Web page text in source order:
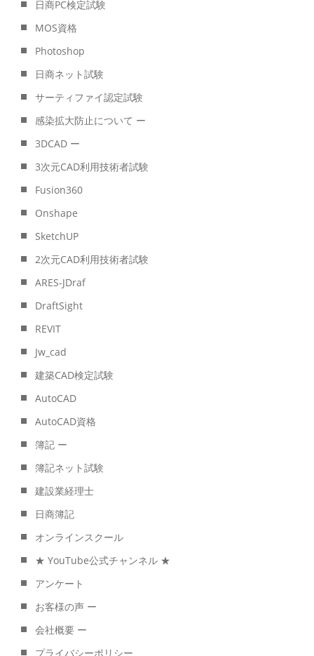
日商PC検定試験
MOS資格
Photoshop
日商ネット試験
サーティファイ認定試験
感染拡大防止について ー
3DCAD ー
3次元CAD利用技術者試験
Fusion360
Onshape
SketchUP
2次元CAD利用技術者試験
ARES-JDraf
DraftSight
REVIT
Jw_cad
建築CAD検定試験
AutoCAD
AutoCAD資格
簿記 ー
簿記ネット試験
建設業経理士
日商簿記
オンラインスクール
★ YouTube公式チャンネル ★
アンケート
お客様の声 ー
会社概要 ー
プライバシーポリシー